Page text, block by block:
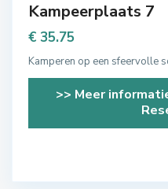
Kampeerplaats 7
€ 35.75
Kamperen op een sfeervolle
>> Meer